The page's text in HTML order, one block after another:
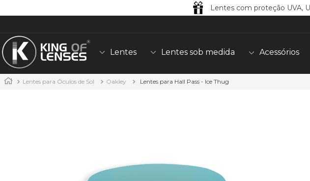
Lentes com proteção UVA,
Lentes Lentes sob medida Acessórios
Lentes para Óculos de Sol Oakley Lentes para Hall Pass - Ice Thug